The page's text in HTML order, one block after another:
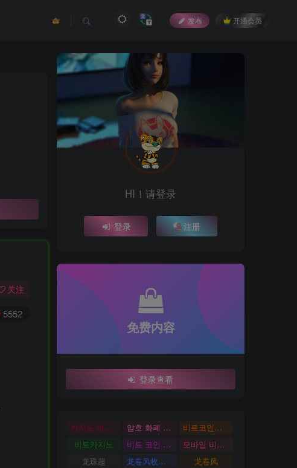
发布 开通会员
关注
5552
HI！请登录
登录 注册
免费内容
登录查看
카지노 비트코인 암호 화폐 카지노
비트코인카지노
비트카지노
비트 코인 온라인 카지노
모바일 비트 코인 카지노
龙珠超
龙卷风收音机
龙卷风